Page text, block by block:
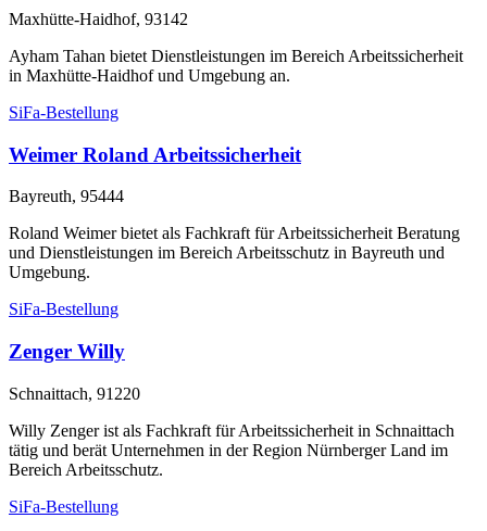
Maxhütte-Haidhof, 93142
Ayham Tahan bietet Dienstleistungen im Bereich Arbeitssicherheit
in Maxhütte-Haidhof und Umgebung an.
SiFa-Bestellung
Weimer Roland Arbeitssicherheit
Bayreuth, 95444
Roland Weimer bietet als Fachkraft für Arbeitssicherheit Beratung
und Dienstleistungen im Bereich Arbeitsschutz in Bayreuth und
Umgebung.
SiFa-Bestellung
Zenger Willy
Schnaittach, 91220
Willy Zenger ist als Fachkraft für Arbeitssicherheit in Schnaittach
tätig und berät Unternehmen in der Region Nürnberger Land im
Bereich Arbeitsschutz.
SiFa-Bestellung